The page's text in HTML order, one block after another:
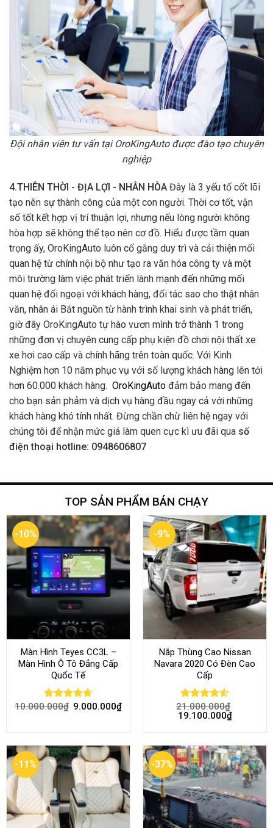
Đội nhân viên tư vấn tại OroKingAuto được đào tạo chuyên
nghiệp
4.THIÊN THỜI - ĐỊA LỢI - NHÂN HÒA Đây là 3 yếu tố cốt lõi
tạo nên sự thành công của một con người. Thời cơ tốt, vận
số tốt kết hợp vị trí thuận lợi, nhưng nếu lòng người không
hòa hợp sẽ không thể tạo nên cơ đồ. Hiểu được tầm quan
trọng ấy, OroKingAuto luôn cố gắng duy trì và cải thiện mối
quan hệ từ chính nội bộ như tạo ra văn hóa công ty và một
môi trường làm việc phát triển lành mạnh đến những mối
quan hệ đối ngoại với khách hàng, đối tác sao cho thật nhân
văn, nhân ái Bắt nguồn từ hành trình khai sinh và phát triển,
giờ đây OroKingAuto tự hào vươn mình trở thành 1 trong
những đơn vị chuyên cung cấp phụ kiện đồ chơi nội thất xe
xe hơi cao cấp và chính hãng trên toàn quốc. Với Kinh
Nghiệm hơn 10 năm phục vụ với số lượng khách hàng lên tới
hơn 60.000 khách hàng. OroKingAuto đảm bảo mang đến
cho bạn sản phảm và dịch vụ hàng đầu ngay cả với những
khách hàng khó tính nhất. Đừng chần chừ liên hệ ngay với
chúng tôi để nhận mức giá làm quen cực kì ưu đãi qua số
điện thoại hotline: 0948606807
TOP SẢN PHẨM BÁN CHẠY
-10%
Màn Hình Teyes CC3L –
Màn Hình Ô Tô Đẳng Cấp
Quốc Tế
Rated 4.68
10.000.000₫ 9.000.000₫
-9%
Nắp Thùng Cao Nissan
Navara 2020 Có Đèn Cao
Cấp
Rated4.52
out of 5
21.000.000₫
19.100.000₫
-11% -37%